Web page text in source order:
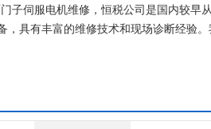
子伺服电机维修，恒税公司是国内较早
具有丰富的维修技术和现场诊断经验